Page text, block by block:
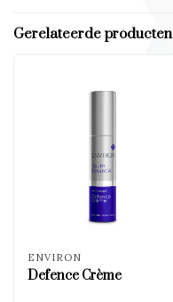
Gerelateerde producten
ENVIRON
Defence Crème